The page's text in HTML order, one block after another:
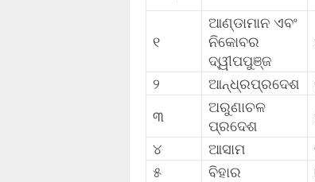
୧
ଆଣ୍ଡାମାନ ଏବଂ
ନିକୋବର
ଦ୍ୱୀପପୁଞ୍ଜ
୨ ଆନ୍ଧ୍ରପ୍ରଦେଶ
୩
ଅରୁଣାଚଳ
ପ୍ରଦେଶ
୪
ଆସାମ
୫
ବିହାର